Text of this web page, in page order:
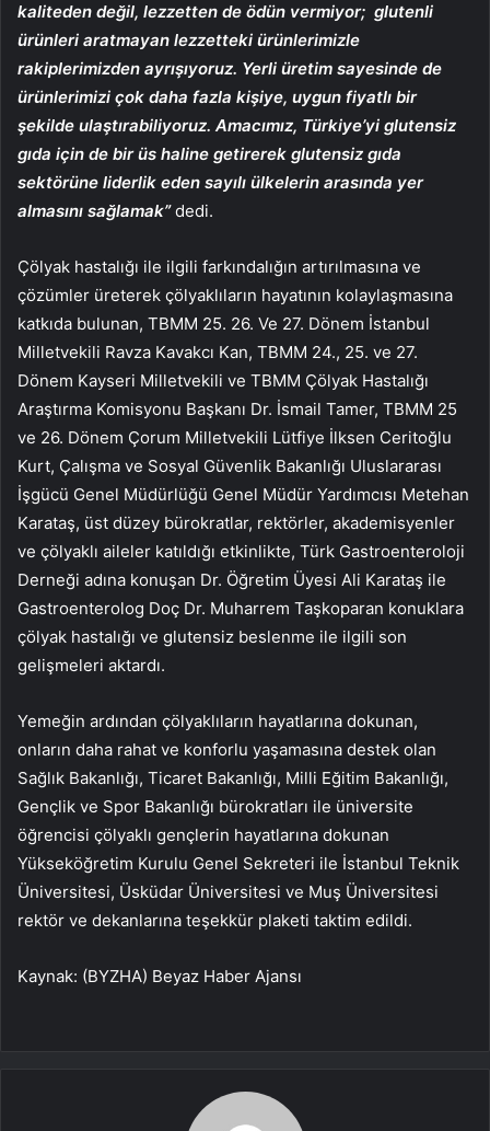
kaliteden değil, lezzetten de ödün vermiyor; glutenli
ürünleri aratmayan lezzetteki ürünlerimizle
rakiplerimizden ayrışıyoruz. Yerli üretim sayesinde de
ürünlerimizi çok daha fazla kişiye, uygun fiyatlı bir
şekilde ulaştırabiliyoruz. Amacımız, Türkiye’yi glutensiz
gıda için de bir üs haline getirerek glutensiz gıda
sektörüne liderlik eden sayılı ülkelerin arasında yer
almasını sağlamak”dedi.
Çölyak hastalığı ile ilgili farkındalığın artırılmasına ve
çözümler üreterek çölyaklıların hayatının kolaylaşmasına
katkıda bulunan, TBMM 25. 26. Ve 27. Dönem İstanbul
Milletvekili Ravza Kavakcı Kan, TBMM 24., 25. ve 27.
Dönem Kayseri Milletvekili ve TBMM Çölyak Hastalığı
Araştırma Komisyonu Başkanı Dr. İsmail Tamer, TBMM 25
ve 26. Dönem Çorum Milletvekili Lütfiye İlksen Ceritoğlu
Kurt, Çalışma ve Sosyal Güvenlik Bakanlığı Uluslararası
İşgücü Genel Müdürlüğü Genel Müdür Yardımcısı Metehan
Karataş, üst düzey bürokratlar, rektörler, akademisyenler
ve çölyaklı aileler katıldığı etkinlikte, Türk Gastroenteroloji
Derneği adına konuşan Dr. Öğretim Üyesi Ali Karataş ile
Gastroenterolog Doç Dr. Muharrem Taşkoparan konuklara
çölyak hastalığı ve glutensiz beslenme ile ilgili son
gelişmeleri aktardı.
Yemeğin ardından çölyaklıların hayatlarına dokunan,
onların daha rahat ve konforlu yaşamasına destek olan
Sağlık Bakanlığı, Ticaret Bakanlığı, Milli Eğitim Bakanlığı,
Gençlik ve Spor Bakanlığı bürokratları ile üniversite
öğrencisi çölyaklı gençlerin hayatlarına dokunan
Yükseköğretim Kurulu Genel Sekreteri ile İstanbul Teknik
Üniversitesi, Üsküdar Üniversitesi ve Muş Üniversitesi
rektör ve dekanlarına teşekkür plaketi taktim edildi.
Kaynak: (BYZHA) Beyaz Haber Ajansı